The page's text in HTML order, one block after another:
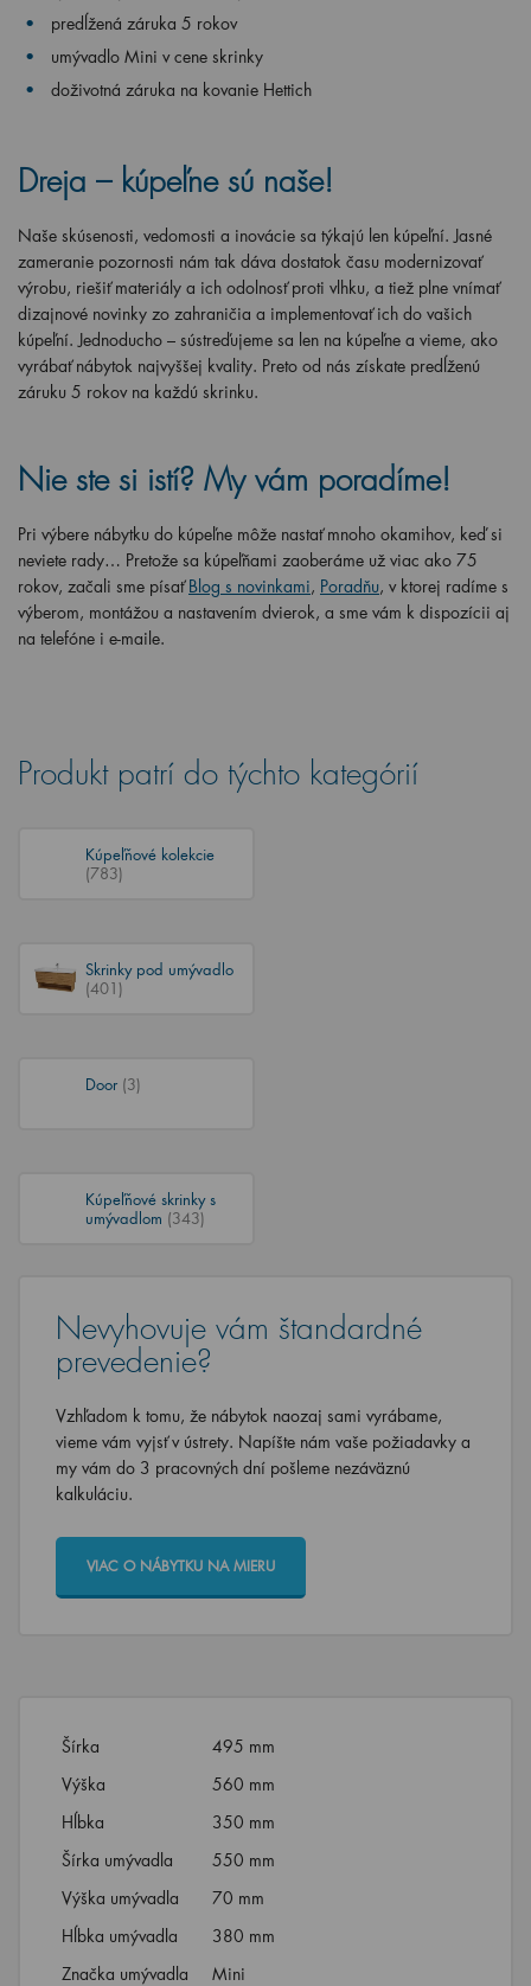
predĺžená záruka 5 rokov
umývadlo Mini v cene skrinky
doživotná záruka na kovanie Hettich
Dreja – kúpeľne sú naše!
Naše skúsenosti, vedomosti a inovácie sa týkajú len kúpeľní. Jasné
zameranie pozornosti nám tak dáva dostatok času modernizovať
výrobu, riešiť materiály a ich odolnosť proti vlhku, a tiež plne vnímať
dizajnové novinky zo zahraničia a implementovať ich do vašich
kúpeľní. Jednoducho – sústreďujeme sa len na kúpeľne a vieme, ako
vyrábať nábytok najvyššej kvality. Preto od nás získate predĺženú
záruku 5 rokov na každú skrinku.
Nie ste si istí? My vám poradíme!
Pri výbere nábytku do kúpeľne môže nastať mnoho okamihov, keď si
neviete rady… Pretože sa kúpeľňami zaoberáme už viac ako 75
rokov, začali sme písať Blog s novinkami, Poradňu, v ktorej radíme s
výberom, montážou a nastavením dvierok, a sme vám k dispozícii aj
na telefóne i e-maile.
Produkt patrí do týchto kategórií
Kúpeľňové kolekcie
(783)
Skrinky pod umývadlo
(401)
Door (3)
Kúpeľňové skrinky s
umývadlom (343)
Nevyhovuje vám štandardné
prevedenie?
Vzhľadom k tomu, že nábytok naozaj sami vyrábame,
vieme vám vyjsť v ústrety. Napíšte nám vaše požiadavky a
my vám do 3 pracovných dní pošleme nezáväznú
kalkuláciu.
VIAC O NÁBYTKU NA MIERU
Šírka
495 mm
Výška
560 mm
Hĺbka
350 mm
Šírka umývadla
550 mm
Výška umývadla
70 mm
Hĺbka umývadla
380 mm
Značka umývadla
Mini